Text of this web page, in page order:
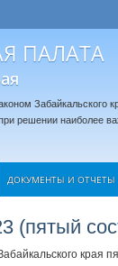
ПАЛАТА
Забайкальского
решении наиболее
ДОКУМЕНТЫ И ОТЧЕТЫ
(пятый
края